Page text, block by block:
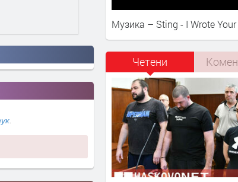
.
Музика – Sting - I Wrote
Четени